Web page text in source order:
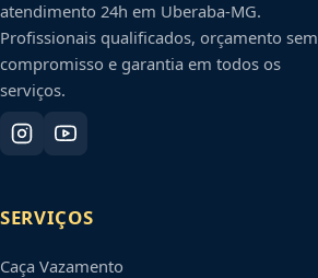
atendimento 24h em Uberaba-MG.
Profissionais qualificados, orçamento sem
compromisso e garantia em todos os
serviços.
SERVIÇOS
Caça Vazamento